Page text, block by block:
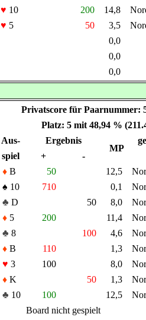
♥ 10 200 14,8
♥ 5 50 3,5
0,0
0,0
0,0
Privatscore für Paarnummer:
Platz: 5 mit 48,94 %
Aus- Ergebnis
MP
spiel
+
-
♦ B 50 12,5
♠ 10 710 0,1
♣ D 50 8,0
♦ 5 200 11,4
♣ 8 100 4,6
♦ B 110 1,3
♥ 3 100 8,0
♦ K 50 1,3
♣ 10 100 12,5
Board nicht gespielt